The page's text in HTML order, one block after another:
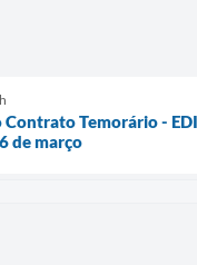
Contrato Temorário -
de março